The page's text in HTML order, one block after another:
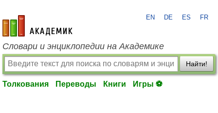
academic.ru
EN DE ES FR
Словари и энциклопедии на Академике
Найти!
Толкования Переводы Книги Игры ⚽